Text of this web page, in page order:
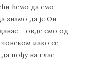
ћемо да смо
знамо да је Он
– овде смо од
иако се
пођу на глас